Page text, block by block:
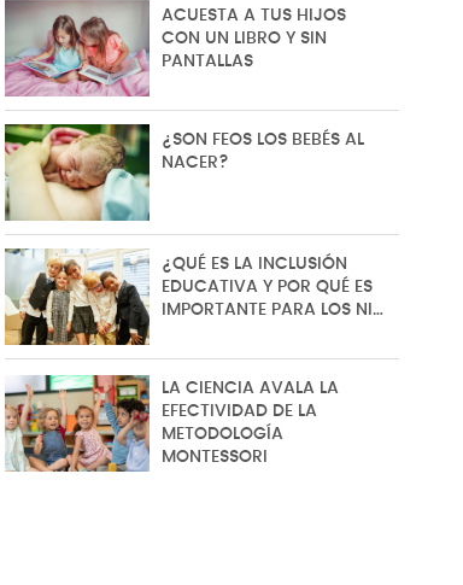
ACUESTA A TUS HIJOS
CON UN LIBRO Y SIN
PANTALLAS
¿SON FEOS LOS BEBÉS AL
NACER?
¿QUÉ ES LA INCLUSIÓN
EDUCATIVA Y POR QUÉ ES
IMPORTANTE PARA LOS NI…
LA CIENCIA AVALA LA
EFECTIVIDAD DE LA
METODOLOGÍA
MONTESSORI